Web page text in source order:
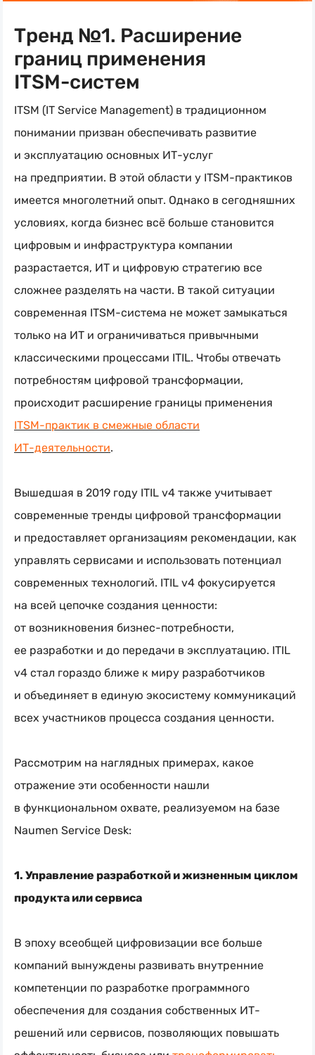
Тренд №1. Расширение
границ применения
ITSM-систем
ITSM (IT Service Management) в традиционном
понимании призван обеспечивать развитие
и эксплуатацию основных ИТ-услуг
на предприятии. В этой области у ITSM-практиков
имеется многолетний опыт. Однако в сегодняшних
условиях, когда бизнес всё больше становится
цифровым и инфраструктура компании
разрастается, ИТ и цифровую стратегию все
сложнее разделять на части. В такой ситуации
современная ITSM-система не может замыкаться
только на ИТ и ограничиваться привычными
классическими процессами ITIL. Чтобы отвечать
потребностям цифровой трансформации,
происходит расширение границы применения
ITSM-практик в смежные области
ИТ-деятельности.
Вышедшая в 2019 году ITIL v4 также учитывает
современные тренды цифровой трансформации
и предоставляет организациям рекомендации, как
управлять сервисами и использовать потенциал
современных технологий. ITIL v4 фокусируется
на всей цепочке создания ценности:
от возникновения бизнес-потребности,
ее разработки и до передачи в эксплуатацию. ITIL
v4 стал гораздо ближе к миру разработчиков
и объединяет в единую экосистему коммуникаций
всех участников процесса создания ценности.
Рассмотрим на наглядных примерах, какое
отражение эти особенности нашли
в функциональном охвате, реализуемом на базе
Naumen Service Desk:
1. Управление разработкой и жизненным циклом
продукта или сервиса
В эпоху всеобщей цифровизации все больше
компаний вынуждены развивать внутренние
компетенции по разработке программного
обеспечения для создания собственных ИТ-
решений или сервисов, позволяющих повышать